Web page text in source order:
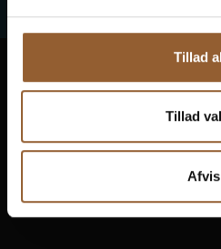
Tillad
Tillad
Afvis
Ringkøbing
In 10 Museen wird
Freier Zugang zu